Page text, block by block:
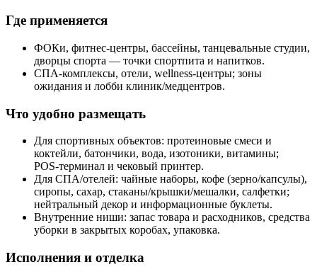
Где применяется
ФОКи, фитнес‑центры, бассейны, танцевальные студии,
дворцы спорта — точки спортпита и напитков.
СПА‑комплексы, отели, wellness‑центры; зоны
ожидания и лобби клиник/медцентров.
Что удобно размещать
Для спортивных объектов: протеиновые смеси и
коктейли, батончики, вода, изотоники, витамины;
POS‑терминал и чековый принтер.
Для СПА/отелей: чайные наборы, кофе (зерно/капсулы),
сиропы, сахар, стаканы/крышки/мешалки, салфетки;
нейтральный декор и информационные буклеты.
Внутренние ниши: запас товара и расходников, средства
уборки в закрытых коробах, упаковка.
Исполнения и отделка